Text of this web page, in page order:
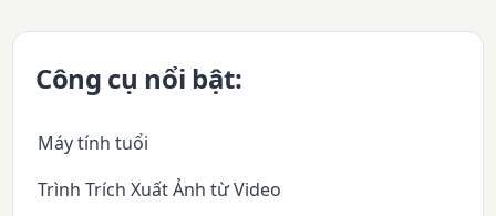
Công cụ nổi bật:
Máy tính tuổi
Trình Trích Xuất Ảnh từ Video